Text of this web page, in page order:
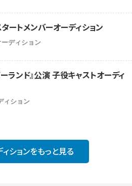
トメンバーオーディション
ディション
ランド』公演 子役キャストオーディ
ィション
ションをもっと見る